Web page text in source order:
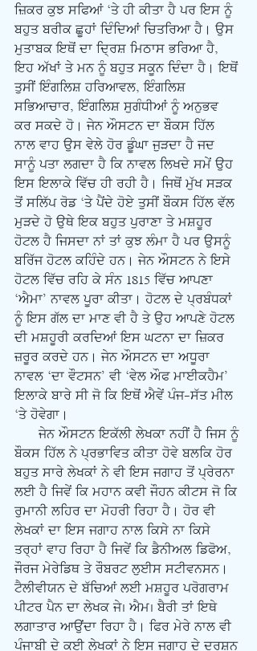
ਜ਼ਿਕਰ ਕੁਝ ਸਫਿਆਂ ‘ਤੇ ਹੀ ਕੀਤਾ ਹੈ ਪਰ ਇਸ ਨੂੰ
ਬਹੁਤ ਬਰੀਕ ਛੂਹਾਂ ਦਿੰਦਿਆਂ ਚਿਤਰਿਆ ਹੈ। ਉਸ
ਮੁਤਾਬਕ ਇਥੋਂ ਦਾ ਦਿ੍ਰਸ਼ ਮਿਠਾਸ ਭਰਿਆ ਹੈ,
ਇਹ ਅੱਖਾਂ ਤੇ ਮਨ ਨੂੰ ਬਹੁਤ ਸਕੂਨ ਦਿੰਦਾ ਹੈ। ਇਥੋਂ
ਤੁਸੀਂ ਇੰਗਲਿਸ਼ ਹਰਿਆਵਲ, ਇੰਗਲਿਸ਼
ਸਭਿਆਚਾਰ, ਇੰਗਲਿਸ਼ ਸੁਗੰਧੀਆਂ ਨੂੰ ਅਨੁਭਵ
ਕਰ ਸਕਦੇ ਹੋ। ਜੇਨ ਔਸਟਨ ਦਾ ਬੌਕਸ ਹਿੱਲ
ਨਾਲ ਵਾਹ ਉਸ ਵੇਲੇ ਹੋਰ ਡੂੰਘਾ ਜੁੜਦਾ ਹੈ ਜਦ
ਸਾਨੂੰ ਪਤਾ ਲਗਦਾ ਹੈ ਕਿ ਨਾਵਲ ਲਿਖਦੇ ਸਮੇਂ ਉਹ
ਇਸ ਇਲਾਕੇ ਵਿੱਚ ਹੀ ਰਹੀ ਹੈ। ਜਿਥੋਂ ਮੁੱਖ ਸੜਕ
ਤੋਂ ਸਲਿੱਪ ਰੋਡ ‘ਤੇ ਪੈਂਦੇ ਹੋਏ ਤੁਸੀਂ ਬੌਕਸ ਹਿੱਲ ਵੱਲ
ਮੁੜਦੇ ਹੋ ਉਥੇ ਇਕ ਬਹੁਤ ਪੁਰਾਣਾ ਤੇ ਮਸ਼ਹੂਰ
ਹੋਟਲ ਹੈ ਜਿਸਦਾ ਨਾਂ ਤਾਂ ਕੁਝ ਲੰਮਾ ਹੈ ਪਰ ਉਸਨੂੰ
ਬਰਿੱਜ ਹੋਟਲ ਕਹਿੰਦੇ ਹਨ। ਜੇਨ ਔਸਟਨ ਨੇ ਇਸੇ
ਹੋਟਲ ਵਿੱਚ ਰਹਿ ਕੇ ਸੰਨ 1815 ਵਿੱਚ ਆਪਣਾ
‘ਐਮਾ’ ਨਾਵਲ ਪੂਰਾ ਕੀਤਾ। ਹੋਟਲ ਦੇ ਪ੍ਰਬੰਧਕਾਂ
ਨੂੰ ਇਸ ਗੱਲ ਦਾ ਮਾਣ ਵੀ ਹੈ ਤੇ ਉਹ ਆਪਣੇ ਹੋਟਲ
ਦੀ ਮਸ਼ਹੂਰੀ ਕਰਦਿਆਂ ਇਸ ਘਟਨਾ ਦਾ ਜ਼ਿਕਰ
ਜ਼ਰੂਰ ਕਰਦੇ ਹਨ। ਜੇਨ ਔਸਟਨ ਦਾ ਅਧੂਰਾ
ਨਾਵਲ ‘ਦਾ ਵੌਟਸਨ’ ਵੀ ‘ਵੇਲ ਔਫ ਮਾਈਕਹੈਮ’
ਇਲਾਕੇ ਬਾਰੇ ਸੀ ਜੋ ਕਿ ਇਥੋਂ ਐਵੇਂ ਪੰਜ-ਸੱਤ ਮੀਲ
‘ਤੇ ਹੋਵੇਗਾ।
      ਜੇਨ ਔਸਟਨ ਇਕੱਲੀ ਲੇਖਕਾ ਨਹੀਂ ਹੈ ਜਿਸ ਨੂੰ
ਬੌਕਸ ਹਿੱਲ ਨੇ ਪ੍ਰਭਾਵਿਤ ਕੀਤਾ ਹੋਵੇ ਬਲਕਿ ਹੋਰ
ਬਹੁਤ ਸਾਰੇ ਲੇਖਕਾਂ ਨੇ ਵੀ ਇਸ ਜਗਾਹ ਤੋਂ ਪ੍ਰੇਰਨਾ
ਲਈ ਹੈ ਜਿਵੇਂ ਕਿ ਮਹਾਨ ਕਵੀ ਜੌਹਨ ਕੀਟਸ ਜੋ ਕਿ
ਰੁਮਾਨੀ ਲਹਿਰ ਦਾ ਮੋਹਰੀ ਰਿਹਾ ਹੈ। ਹੋਰ ਵੀ
ਲੇਖਕਾਂ ਦਾ ਇਸ ਜਗਾਹ ਨਾਲ ਕਿਸੇ ਨਾ ਕਿਸੇ
ਤਰ੍ਹਾਂ ਵਾਹ ਰਿਹਾ ਹੈ ਜਿਵੇਂ ਕਿ ਡੈਨੀਅਲ ਡਿਫੋਅ,
ਜੌਰਜ ਮੇਰੇਡਿਥ ਤੇ ਰੌਬਰਟ ਲੁਈਸ ਸਟੀਵਨਸਨ।
ਟੈਲੀਵੀਯਨ ਦੇ ਬੱਚਿਆਂ ਲਈ ਮਸ਼ਹੂਰ ਪਰੋਗਰਾਮ
ਪੀਟਰ ਪੈਨ ਦਾ ਲੇਖਕ ਜੇ. ਐਮ. ਬੈਰੀ ਤਾਂ ਇਥੇ
ਲਗਾਤਾਰ ਆਉਂਦਾ ਰਿਹਾ ਹੈ। ਫਿਰ ਮੇਰੇ ਨਾਲ ਵੀ
ਪੰਜਾਬੀ ਦੇ ਕਈ ਲੇਖਕਾਂ ਨੇ ਇਸ ਜਗਾਹ ਦੇ ਦਰਸ਼ਨ